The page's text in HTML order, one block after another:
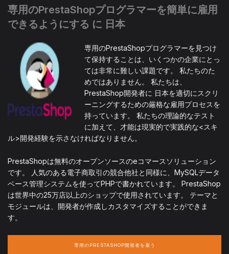
専用のPrestaShopプログラマーを簡単に雇用
できるようにする に 日本
専用のPrestaShopプログラマーを見つけ
て保持することは、いくつかの企業にとっ
ては非常に難しい課題です。 私たちのた
めではありません。 私たちは、
PrestaShop開発者に 日本を適切にスクリ
ーニングするための厳格な雇用プロセスを
持っています。 私たちの理論的なテスト
に加えて、才能は現実的で実践的な<スキ
ル>開発経験を示さなければなりません。
PrestaShopは無料のオープンソースのeコマースソリューション
です。 人気のある電子商取引の競合他社と同様に、MySQLデータ
ベース管理システムを使ってPHPで書かれています。 PrestaShop
は世界中の25万店以上のショップで使用されています。 テーマと
モジュールは、開発者が作成しカスタマイズすることができま
す。
専用のPRESTASHOP開発者を雇う